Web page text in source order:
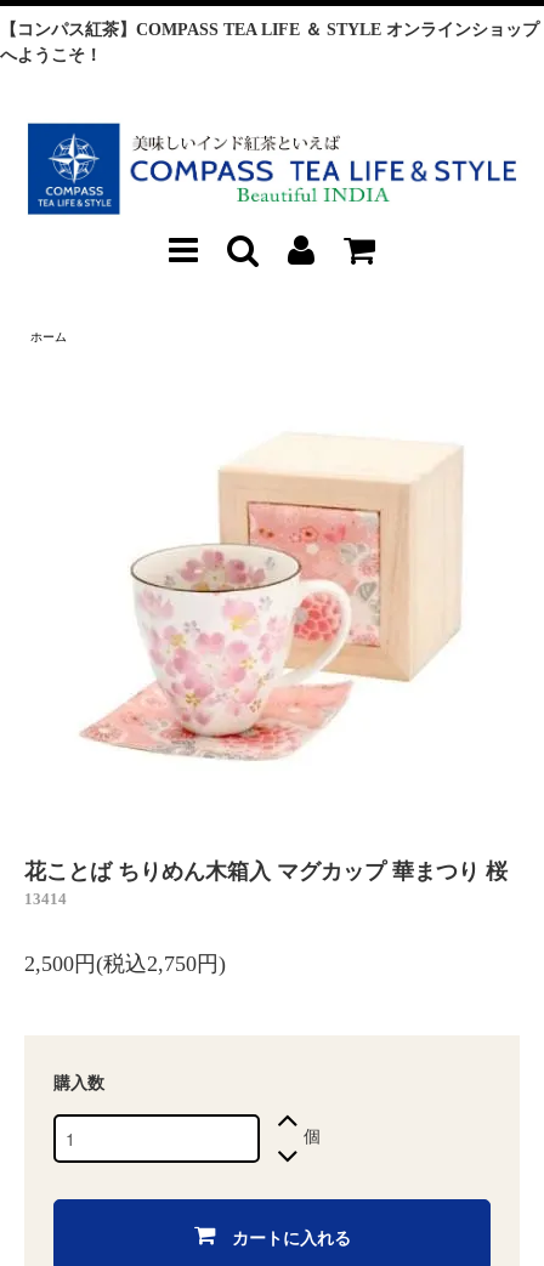
【コンパス紅茶】COMPASS TEA LIFE ＆ STYLE オンラインショップ
へようこそ！
ホーム
花ことば ちりめん木箱入 マグカップ 華まつり 桜
13414
2,500円(税込2,750円)
購入数
個
カートに入れる